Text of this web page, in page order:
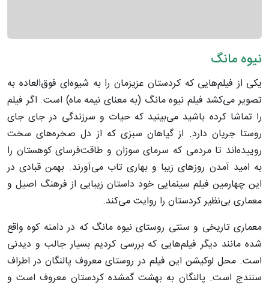
نیوه مانگ
یکی از فیلم‌هایی که کردستان عزیزمان را به شیوه‌ای فوق‌العاده به
تصویر می‌کشد فیلم نیوه مانگ (به معنای نیمه ماه) است. اگر فیلم
را تماشا کرده باشید می‌بینید که حیات و سرزندگی در جای جای
روستا جریان دارد. از گیاهان سبزی که از دل صخره‌های سخت
روییده‌اند تا مردمی که سرمای سوزان و طاقت‌فرسای کوهستان را
به امید آمدن روزهای زیبا و بهاری تاب می‌آورند. بهمن قبادی در
این چهارمین فیلم سینمایی خود داستان زیبایی از فرهنگ اصیل و
معماری بی‌نظیر کردستان را روایت می‌کند.
معماری تاریخی و سنتی روستای نیوه مانگ که در دامنه کوه واقع
شده مانند دیگر فیلم‌هایی که بررسی کردیم بسیار جالب و دیدنی
است. محل لوکیشن این فیلم در روستای معروف پالنگان در اطراف
سنندج است. پالنگان به بهشت گمشده کردستان معروف است و